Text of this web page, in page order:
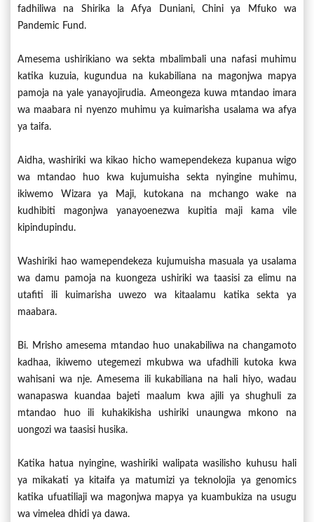
fadhiliwa na Shirika la Afya Duniani, Chini ya Mfuko wa
Pandemic Fund.
Amesema ushirikiano wa sekta mbalimbali una nafasi muhimu
katika kuzuia, kugundua na kukabiliana na magonjwa mapya
pamoja na yale yanayojirudia. Ameongeza kuwa mtandao imara
wa maabara ni nyenzo muhimu ya kuimarisha usalama wa afya
ya taifa.
Aidha, washiriki wa kikao hicho wamependekeza kupanua wigo
wa mtandao huo kwa kujumuisha sekta nyingine muhimu,
ikiwemo Wizara ya Maji, kutokana na mchango wake na
kudhibiti magonjwa yanayoenezwa kupitia maji kama vile
kipindupindu.
Washiriki hao wamependekeza kujumuisha masuala ya usalama
wa damu pamoja na kuongeza ushiriki wa taasisi za elimu na
utafiti ili kuimarisha uwezo wa kitaalamu katika sekta ya
maabara.
Bi. Mrisho amesema mtandao huo unakabiliwa na changamoto
kadhaa, ikiwemo utegemezi mkubwa wa ufadhili kutoka kwa
wahisani wa nje. Amesema ili kukabiliana na hali hiyo, wadau
wanapaswa kuandaa bajeti maalum kwa ajili ya shughuli za
mtandao huo ili kuhakikisha ushiriki unaungwa mkono na
uongozi wa taasisi husika.
Katika hatua nyingine, washiriki walipata wasilisho kuhusu hali
ya mikakati ya kitaifa ya matumizi ya teknolojia ya genomics
katika ufuatiliaji wa magonjwa mapya ya kuambukiza na usugu
wa vimelea dhidi ya dawa.